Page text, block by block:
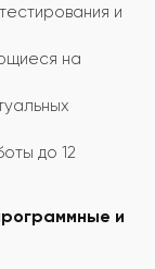
и
на
до 12
и